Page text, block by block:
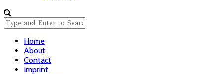
Home
About
Contact
Imprint